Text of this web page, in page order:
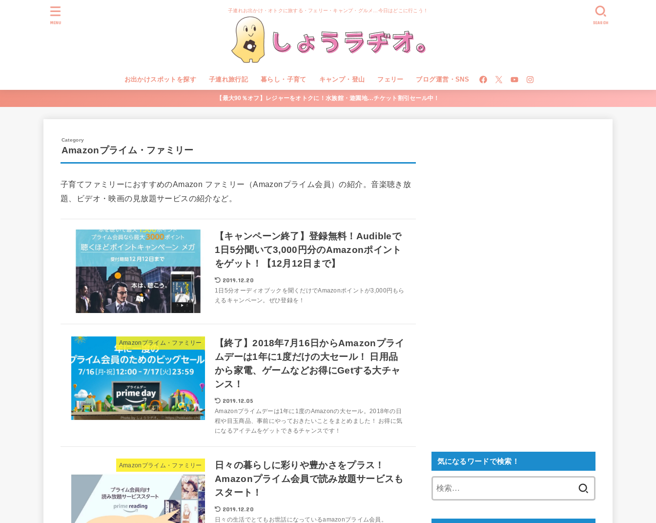
子連れお出かけ・オトクに旅する・フェリー・キャンプ・グルメ…今日はどこに行こう！
お出かけスポットを探す 子連れ旅行記 暮らし・子育て キャンプ・登山 フェリー ブログ運営・SNS
SEARCH
MENU
【最大90％オフ】レジャーをオトクに！水族館・遊園地…チケット割引セール中！
Amazonプライム・ファミリー
子育てファミリーにおすすめのAmazon ファミリー（Amazonプライム会員）の紹介。音楽聴き放
題、ビデオ・映画の見放題サービスの紹介など。
【キャンペーン終了】登録無料！Audibleで
1日5分聞いて3,000円分のAmazonポイント
をゲット！【12月12日まで】
2019.12.20
1日5分オーディオブックを聞くだけでAmazonポイントが3,000円もら
えるキャンペーン。ぜひ登録を！
Amazonプライム・ファミリー
【終了】2018年7月16日からAmazonプライ
ムデーは1年に1度だけの大セール！ 日用品
から家電、ゲームなどお得にGetする大チャ
ンス！
2019.12.05
Amazonプライムデーは1年に1度のAmazonの大セール。2018年の日
程や目玉商品、事前にやっておきたいことをまとめました！ お得に気
になるアイテムをゲットできるチャンスです！
Amazonプライム・ファミリー
日々の暮らしに彩りや豊かさをプラス！
Amazonプライム会員で読み放題サービスも
スタート！
2019.12.20
日々の生活でとてもお世話になっているamazonプライム会員。
気になるワードで検索！